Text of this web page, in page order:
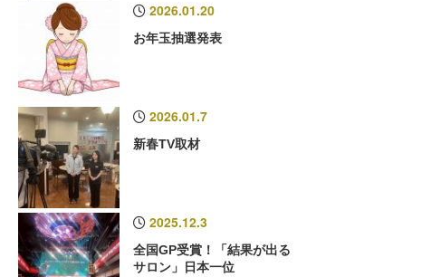
2026.01.20
お年玉抽選発表
2026.01.7
新春TV取材
2025.12.3
全国GP受賞！「結果が出る
サロン」日本一位